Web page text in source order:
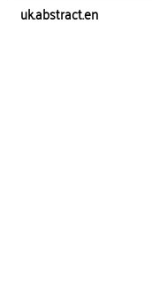
uk.abstract.en